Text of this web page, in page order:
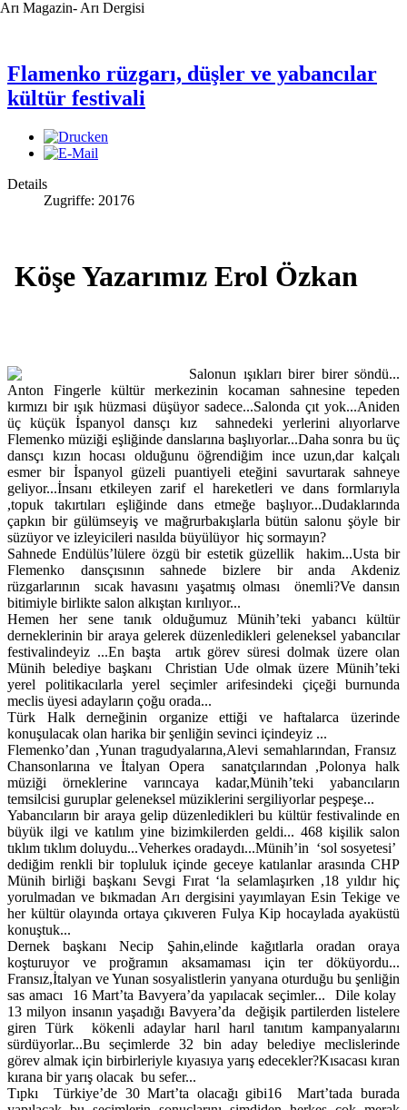
Arı Magazin- Arı Dergisi
Flamenko rüzgarı, düşler ve yabancılar
kültür festivali
Details
Zugriffe: 20176
Köşe Yazarımız Erol Özkan
Salonun ışıkları birer birer söndü...
Anton Fingerle kültür merkezinin kocaman sahnesine tepeden
kırmızı bir ışık hüzmasi düşüyor sadece...Salonda çıt yok...Aniden
üç küçük İspanyol dansçı kız sahnedeki yerlerini alıyorlarve
Flemenko müziği eşliğinde danslarına başlıyorlar...Daha sonra bu üç
dansçı kızın hocası olduğunu öğrendiğim ince uzun,dar kalçalı
esmer bir İspanyol güzeli puantiyeli eteğini savurtarak sahneye
geliyor...İnsanı etkileyen zarif el hareketleri ve dans formlarıyla
,topuk takırtıları eşliğinde dans etmeğe başlıyor...Dudaklarında
çapkın bir gülümseyiş ve mağrurbakışlarla bütün salonu şöyle bir
süzüyor ve izleyicileri nasılda büyülüyor hiç sormayın?
Sahnede Endülüs’lülere özgü bir estetik güzellik hakim...Usta bir
Flemenko dansçısının sahnede bizlere bir anda Akdeniz
rüzgarlarının sıcak havasını yaşatmış olması önemli?Ve dansın
bitimiyle birlikte salon alkıştan kırılıyor...
Hemen her sene tanık olduğumuz Münih’teki yabancı kültür
derneklerinin bir araya gelerek düzenledikleri geleneksel yabancılar
festivalindeyiz ...En başta artık görev süresi dolmak üzere olan
Münih belediye başkanı Christian Ude olmak üzere Münih’teki
yerel politikacılarla yerel seçimler arifesindeki çiçeği burnunda
meclis üyesi adayların çoğu orada...
Türk Halk derneğinin organize ettiği ve haftalarca üzerinde
konuşulacak olan harika bir şenliğin sevinci içindeyiz ...
Flemenko’dan ,Yunan tragudyalarına,Alevi semahlarından, Fransız
Chansonlarına ve İtalyan Opera sanatçılarından ,Polonya halk
müziği örneklerine varıncaya kadar,Münih’teki yabancıların
temsilcisi guruplar geleneksel müziklerini sergiliyorlar peşpeşe...
Yabancıların bir araya gelip düzenledikleri bu kültür festivalinde en
büyük ilgi ve katılım yine bizimkilerden geldi... 468 kişilik salon
tıklım tıklım doluydu...Veherkes oradaydı...Münih’in ‘sol sosyetesi’
dediğim renkli bir topluluk içinde geceye katılanlar arasında CHP
Münih birliği başkanı Sevgi Fırat ‘la selamlaşırken ,18 yıldır hiç
yorulmadan ve bıkmadan Arı dergisini yayımlayan Esin Tekige ve
her kültür olayında ortaya çıkıveren Fulya Kip hocaylada ayaküstü
konuştuk...
Dernek başkanı Necip Şahin,elinde kağıtlarla oradan oraya
koşturuyor ve proğramın aksamaması için ter döküyordu...
Fransız,İtalyan ve Yunan sosyalistlerin yanyana oturduğu bu şenliğin
sas amacı 16 Mart’ta Bavyera’da yapılacak seçimler... Dile kolay
13 milyon insanın yaşadığı Bavyera’da değişik partilerden listelere
giren Türk kökenli adaylar harıl harıl tanıtım kampanyalarını
sürdüyorlar...Bu seçimlerde 32 bin aday belediye meclislerinde
görev almak için birbirleriyle kıyasıya yarış edecekler?Kısacası kıran
kırana bir yarış olacak bu sefer...
Tıpkı Türkiye’de 30 Mart’ta olacağı gibi16 Mart’tada burada